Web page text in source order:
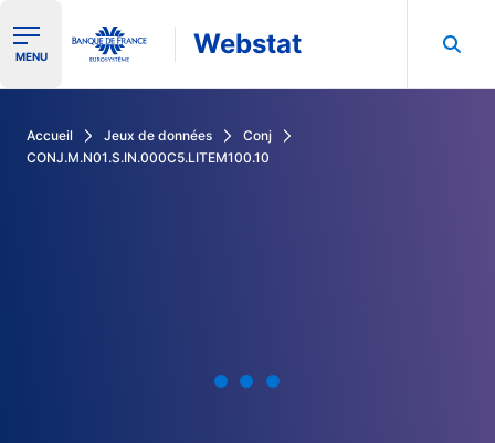
Ouvrir le menu de navigation
MENU Webstat
Accueil Jeux de données
Conj
CONJ.M.N01.S.IN.000C5.LITEM100.10